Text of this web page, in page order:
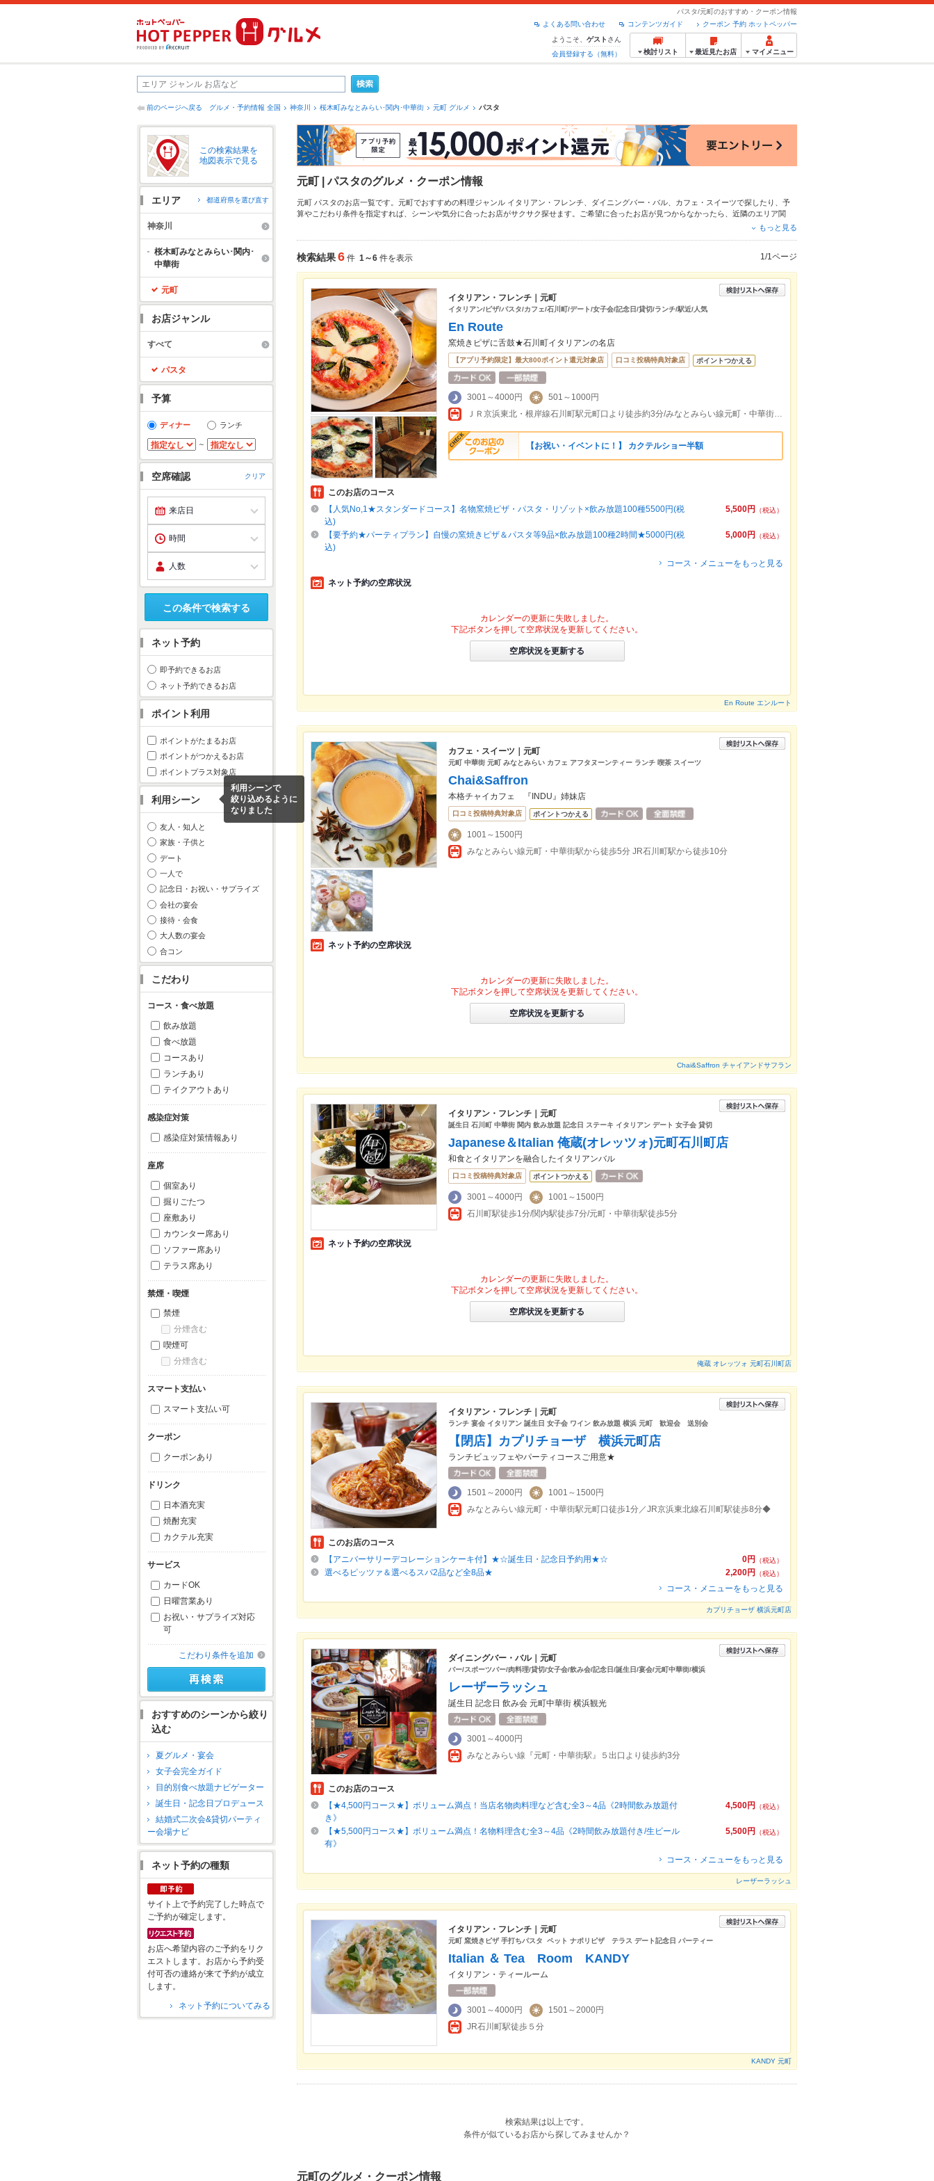
パスタ/元町のおすすめ・クーポン情報
クーポン 予約 ホットペッパー
コンテンツガイド
よくある問い合わせ
ようこそ、 ゲスト さん
会員登録する（無料）
検討リスト 最近見たお店 マイメニュー
前のページへ戻る グルメ・予約情報 全国 神奈川 桜木町みなとみらい･関内･中華街 元町 グルメ パスタ
この検索結果を
地図表示で見る
エリア 都道府県を選び直す
神奈川
桜木町みなとみらい･関内･
中華街
元町
お店ジャンル
すべて
パスタ
予算
ディナー ランチ
～
空席確認 クリア
この条件で検索する
ネット予約
即予約できるお店
ネット予約できるお店
ポイント利用
ポイントがたまるお店
ポイントがつかえるお店
ポイントプラス対象店
利用シーン
利用シーンで
絞り込めるように
なりました
友人・知人と
家族・子供と
デート
一人で
記念日・お祝い・サプライズ
会社の宴会
接待・会食
大人数の宴会
合コン
こだわり
コース・食べ放題
飲み放題
食べ放題
コースあり
ランチあり
テイクアウトあり
感染症対策
感染症対策情報あり
座席
個室あり
掘りごたつ
座敷あり
カウンター席あり
ソファー席あり
テラス席あり
禁煙・喫煙
禁煙
分煙含む
喫煙可
分煙含む
スマート支払い
スマート支払い可
クーポン
クーポンあり
ドリンク
日本酒充実
焼酎充実
カクテル充実
サービス
カードOK
日曜営業あり
お祝い・サプライズ対応
可
こだわり条件を追加
おすすめのシーンから絞り
込む
夏グルメ・宴会
女子会完全ガイド
目的別食べ放題ナビゲーター
誕生日・記念日プロデュース
結婚式二次会&貸切パーティ
ー会場ナビ
ネット予約の種類
サイト上で予約完了した時点で
ご予約が確定します。
お店へ希望内容のご予約をリク
エストします。お店から予約受
付可否の連絡が来て予約が成立
します。
ネット予約についてみる
元町 | パスタのグルメ・クーポン情報
元町 パスタのお店一覧です。元町でおすすめの料理ジャンル イタリアン・フレンチ ダイニングバー・バル カフェ・スイーツで探したり、予
算やこだわり条件を指定すれば、シーンや気分に合ったお店がサクサク探せます。ご希望に合ったお店が見つからなかったら、近隣のエリア関
リゾット、
もっと見る
検索結果6 件 1～6 件を表示 1/1ページ
イタリアン・フレンチ｜元町
イタリアン/ピザ/パスタ/カフェ/石川町/デート/女子会/記念日/貸切/ランチ/駅近/人気
En Route
窯焼きピザに舌鼓★石川町イタリアンの名店
【アプリ予約限定】最大800ポイント還元対象店 口コミ投稿特典対象店 ポイントつかえる
3001～4000円
501～1000円
ＪＲ京浜東北・根岸線石川町駅元町口より徒歩約3分/みなとみらい線元町・中華街駅５出口より徒歩約13分
【お祝い・イベントに！】 カクテルショー半額
このお店のコース
5,500円
（税込）
【人気No,1★スタンダードコース】名物窯焼ピザ・パスタ・リゾット×飲み放題100種5500円(税
込)
5,000円
（税込）
【要予約★パーティプラン】自慢の窯焼きピザ＆パスタ等9品×飲み放題100種2時間★5000円(税
込)
コース・メニューをもっと見る
ネット予約の空席状況
カレンダーの更新に失敗しました。
下記ボタンを押して空席状況を更新してください。
空席状況を更新する
En Route エンルート
カフェ・スイーツ｜元町
元町 中華街 元町 みなとみらい カフェ アフタヌーンティー ランチ 喫茶 スイーツ
Chai&Saffron
本格チャイカフェ 『INDU』姉妹店
口コミ投稿特典対象店 ポイントつかえる
1001～1500円
みなとみらい線元町・中華街駅から徒歩5分 JR石川町駅から徒歩10分
ネット予約の空席状況
カレンダーの更新に失敗しました。
下記ボタンを押して空席状況を更新してください。
空席状況を更新する
Chai&Saffron チャイアンドサフラン
イタリアン・フレンチ｜元町
誕生日 石川町 中華街 関内 飲み放題 記念日 ステーキ イタリアン デート 女子会 貸切
Japanese＆Italian 俺蔵(オレッツォ)元町石川町店
和食とイタリアンを融合したイタリアンバル
口コミ投稿特典対象店 ポイントつかえる
3001～4000円
1001～1500円
石川町駅徒歩1分/関内駅徒歩7分/元町・中華街駅徒歩5分
ネット予約の空席状況
カレンダーの更新に失敗しました。
下記ボタンを押して空席状況を更新してください。
空席状況を更新する
俺蔵 オレッツォ 元町石川町店
イタリアン・フレンチ｜元町
ランチ 宴会 イタリアン 誕生日 女子会 ワイン 飲み放題 横浜 元町 歓迎会 送別会
【閉店】カプリチョーザ 横浜元町店
ランチビュッフェやパーティコースご用意★
1501～2000円
1001～1500円
みなとみらい線元町・中華街駅元町口徒歩1分／JR京浜東北線石川町駅徒歩8分◆
このお店のコース
0円
（税込）
【アニバーサリーデコレーションケーキ付】★☆誕生日・記念日予約用★☆
2,200円
（税込）
選べるピッツァ＆選べるスパ2品など全8品★
コース・メニューをもっと見る
カプリチョーザ 横浜元町店
ダイニングバー・バル｜元町
バー/スポーツバー/肉料理/貸切/女子会/飲み会/記念日/誕生日/宴会/元町中華街/横浜
レーザーラッシュ
誕生日 記念日 飲み会 元町中華街 横浜観光
3001～4000円
みなとみらい線『元町・中華街駅』５出口より徒歩約3分
このお店のコース
4,500円
（税込）
【★4,500円コース★】ボリューム満点！当店名物肉料理など含む全3～4品《2時間飲み放題付
き》
5,500円
（税込）
【★5,500円コース★】ボリューム満点！名物料理含む全3～4品《2時間飲み放題付き/生ビール
有》
コース・メニューをもっと見る
レーザーラッシュ
イタリアン・フレンチ｜元町
元町 窯焼きピザ 手打ちパスタ ペット ナポリピザ テラス デート記念日 パーティー
Italian ＆ Tea Room KANDY
イタリアン・ティールーム
3001～4000円
1501～2000円
JR石川町駅徒歩５分
KANDY 元町
検索結果は以上です。
条件が似ているお店から探してみませんか？
元町のグルメ・クーポン情報